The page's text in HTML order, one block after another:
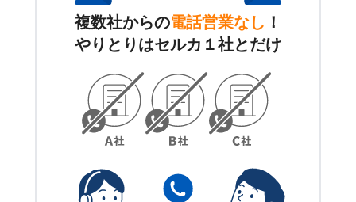
複数社からの電話営業なし ！
やりとりはセルカ１社とだけ